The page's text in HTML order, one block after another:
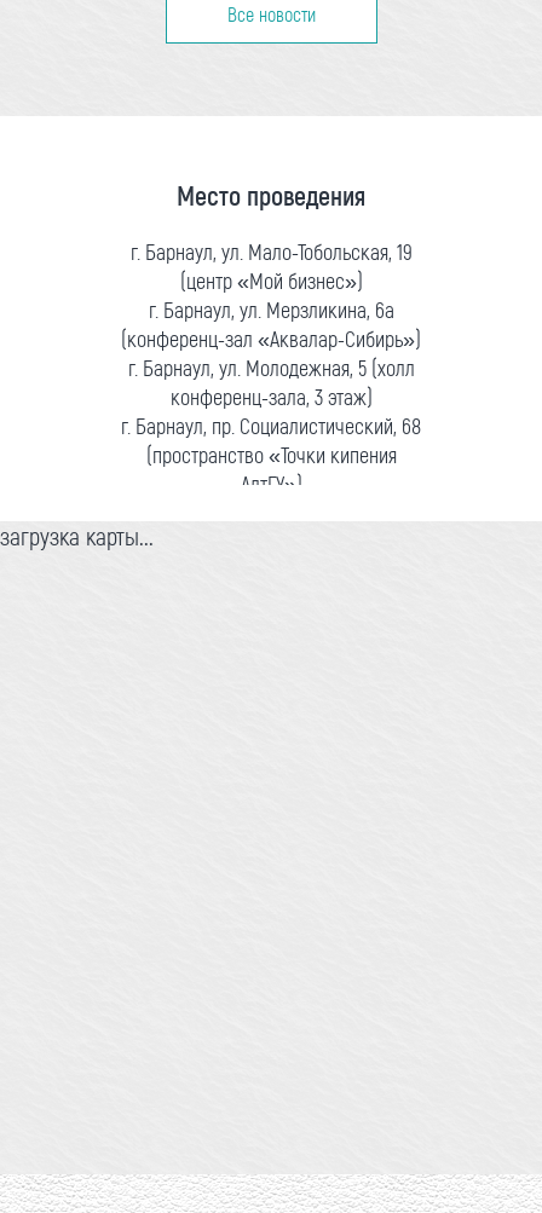
Все новости
Место проведения
г. Барнаул, ул. Мало-Тобольская, 19
(центр «Мой бизнес»)
г. Барнаул, ул. Мерзликина, 6а
(конференц-зал «Аквалар-Сибирь»)
г. Барнаул, ул. Молодежная, 5 (холл
конференц-зала, 3 этаж)
г. Барнаул, пр. Социалистический, 68
(пространство «Точки кипения
АлтГУ»)
загрузка карты...